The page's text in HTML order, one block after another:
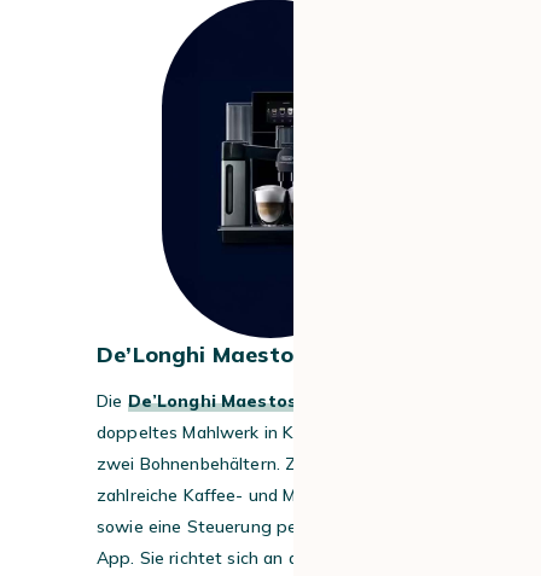
De’Longhi Maestosa
Die De’Longhi Maestosa
doppeltes Mahlwerk in Kombination mit
zwei Bohnenbehältern. Zudem bietet sie
zahlreiche Kaffee- und Milchspezialitäten
sowie eine Steuerung per Smartphone-
App. Sie richtet sich an alle, die ein